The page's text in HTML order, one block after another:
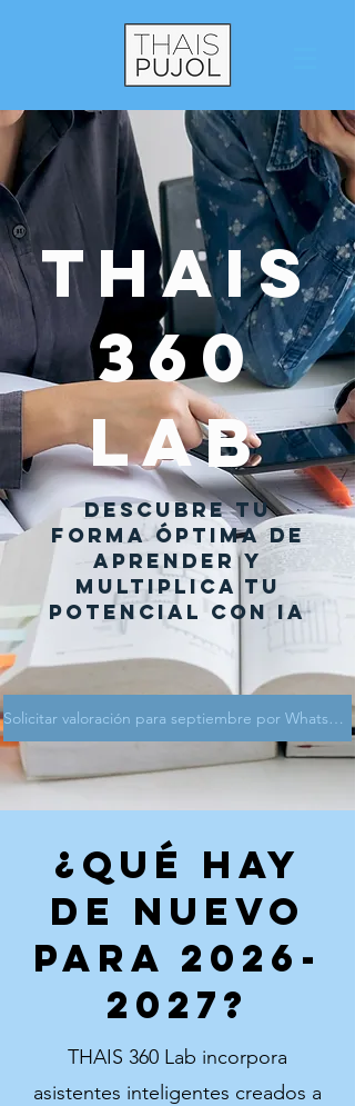
THAIS
360
Lab
Descubre tu
forma óptima de
aprender y
multiplica tu
potencial con IA
Solicitar valoración para septiembre por WhatsApp
¿QUÉ HAY
DE NUEVO
PARA 2026-
2027?
THAIS 360 Lab incorpora
asistentes inteligentes creados a